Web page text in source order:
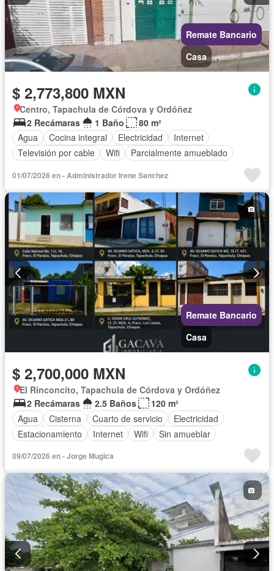
Remate Bancario
Casa
$ 2,773,800 MXN
Centro, Tapachula de Córdova y Ordóñez
2 Recámaras
1 Baño
80 m²
Agua
Cocina integral Electricidad
Internet
Televisión por cable
Wifi Parcialmente amueblado
01/07/2026 en - Administrador Irene Sanchez
Remate Bancario
Casa
$ 2,700,000 MXN
El Rinconcito, Tapachula de Córdova y Ordóñez
2 Recámaras
2.5 Baños
120 m²
Agua
Cisterna Cuarto de servicio
Electricidad
Estacionamiento
Internet Wifi Sin amueblar
09/07/2026 en - Jorge Mugica